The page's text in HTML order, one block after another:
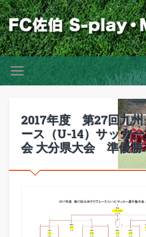
2017年度 第27回九
ース（U-14）サッカ
会 大分県大会 準優勝